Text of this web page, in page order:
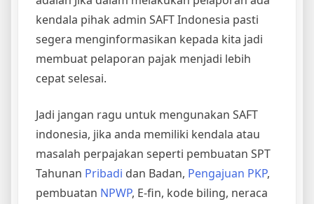
kendala pihak admin SAFT Indonesia pasti
segera menginformasikan kepada kita jadi
membuat pelaporan pajak menjadi lebih
cepat selesai.
Jadi jangan ragu untuk mengunakan SAFT
indonesia, jika anda memiliki kendala atau
masalah perpajakan seperti pembuatan SPT
Tahunan Pribadi dan Badan, Pengajuan PKP,
pembuatan NPWP, E-fin, kode biling, neraca